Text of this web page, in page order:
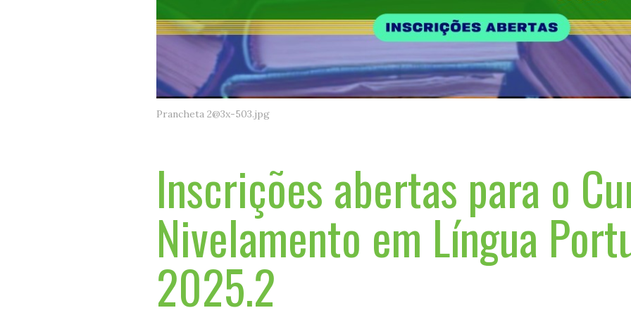
Prancheta 2@3x-503.jpg
Inscrições abertas para o
Nivelamento em Língua
2025.2